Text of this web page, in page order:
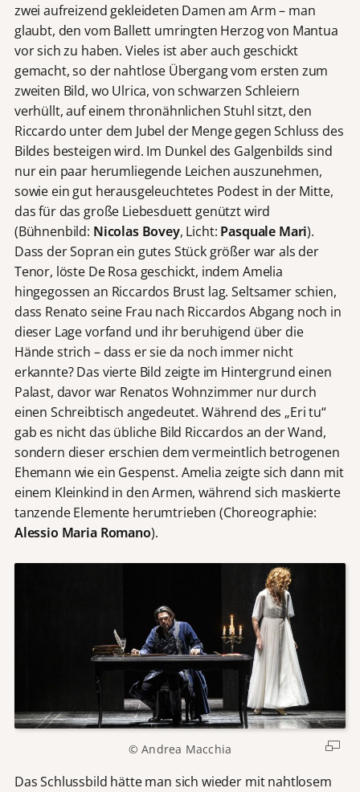
zwei aufreizend gekleideten Damen am Arm – man
glaubt, den vom Ballett umringten Herzog von Mantua
vor sich zu haben. Vieles ist aber auch geschickt
gemacht, so der nahtlose Übergang vom ersten zum
zweiten Bild, wo Ulrica, von schwarzen Schleiern
verhüllt, auf einem thronähnlichen Stuhl sitzt, den
Riccardo unter dem Jubel der Menge gegen Schluss des
Bildes besteigen wird. Im Dunkel des Galgenbilds sind
nur ein paar herumliegende Leichen auszunehmen,
sowie ein gut herausgeleuchtetes Podest in der Mitte,
das für das große Liebesduett genützt wird
(Bühnenbild: Nicolas Bovey, Licht: Pasquale Mari).
Dass der Sopran ein gutes Stück größer war als der
Tenor, löste De Rosa geschickt, indem Amelia
hingegossen an Riccardos Brust lag. Seltsamer schien,
dass Renato seine Frau nach Riccardos Abgang noch in
dieser Lage vorfand und ihr beruhigend über die
Hände strich – dass er sie da noch immer nicht
erkannte? Das vierte Bild zeigte im Hintergrund einen
Palast, davor war Renatos Wohnzimmer nur durch
einen Schreibtisch angedeutet. Während des „Eri tu“
gab es nicht das übliche Bild Riccardos an der Wand,
sondern dieser erschien dem vermeintlich betrogenen
Ehemann wie ein Gespenst. Amelia zeigte sich dann mit
einem Kleinkind in den Armen, während sich maskierte
tanzende Elemente herumtrieben (Choreographie:
Alessio Maria Romano).
© Andrea Macchia
Das Schlussbild hätte man sich wieder mit nahtlosem